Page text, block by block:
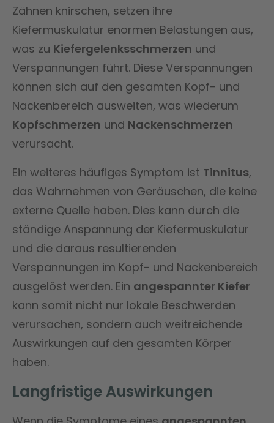
Zähnen knirschen, setzen ihre
Kiefermuskulatur enormen Belastungen aus,
was zu Kiefergelenksschmerzen und
Verspannungen führt. Diese Verspannungen
können sich auf den gesamten Kopf- und
Nackenbereich ausweiten, was wiederum
Kopfschmerzen und Nackenschmerzen
verursacht.
Ein weiteres häufiges Symptom ist Tinnitus,
das Wahrnehmen von Geräuschen, die keine
externe Quelle haben. Dies kann durch die
ständige Anspannung der Kiefermuskulatur
und die daraus resultierenden
Verspannungen im Kopf- und Nackenbereich
ausgelöst werden. Ein angespannter Kiefer
kann somit nicht nur lokale Beschwerden
verursachen, sondern auch weitreichende
Auswirkungen auf den gesamten Körper
haben.
Langfristige Auswirkungen